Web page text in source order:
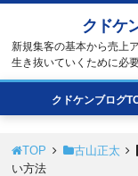
クドケ
新規集客の基本から売上
生き抜いていくために必
クドケンブログ
TOP 古山正太
い方法